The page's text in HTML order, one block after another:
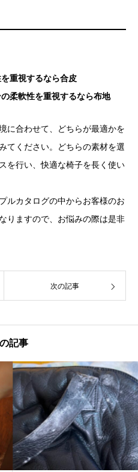
重視するなら合皮
柔軟性を重視するなら布地
に合わせて、どちらが最適かを
てください。どちらの素材を選
を行い、快適な椅子を長く使い
ルカタログの中からお客様のお
りますので、お悩みの際は是非
次の記事
記事